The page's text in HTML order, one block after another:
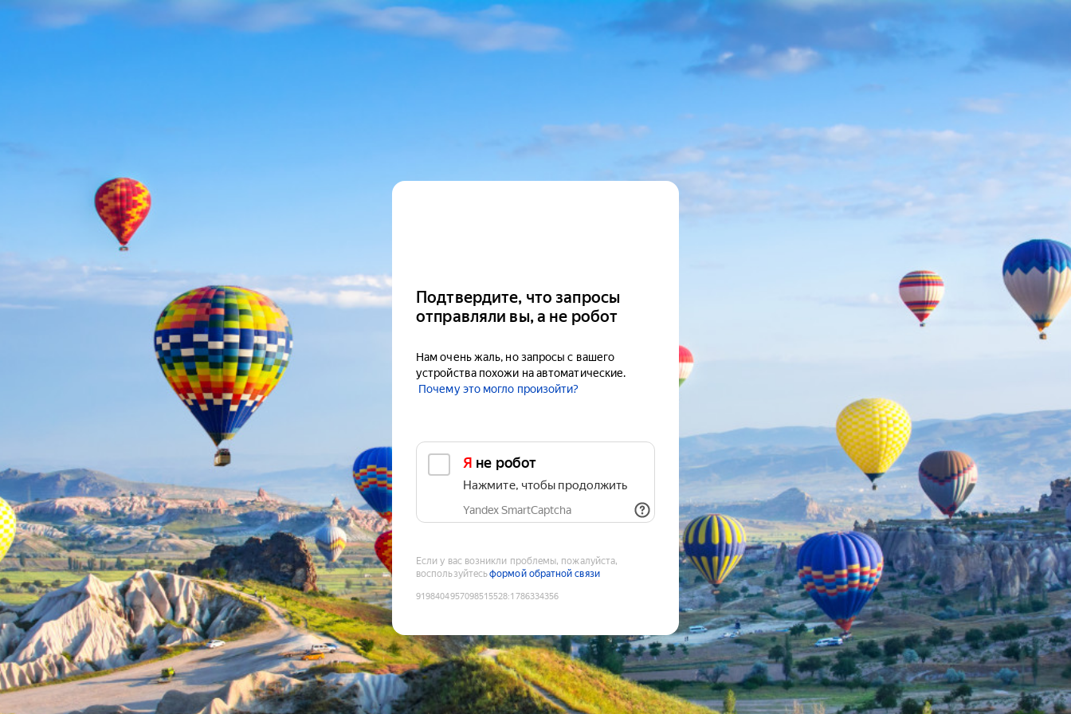
Подтвердите, что запросы
отправляли вы, а не робот
Нам очень жаль, но запросы с вашего
устройства похожи на автоматические.
Почему это могло произойти?
Я не робот
Нажмите, чтобы продолжить
Yandex SmartCaptcha
Если у вас возникли проблемы, пожалуйста,
воспользуйтесьформой обратной связи
9198404957098515528:1786334356